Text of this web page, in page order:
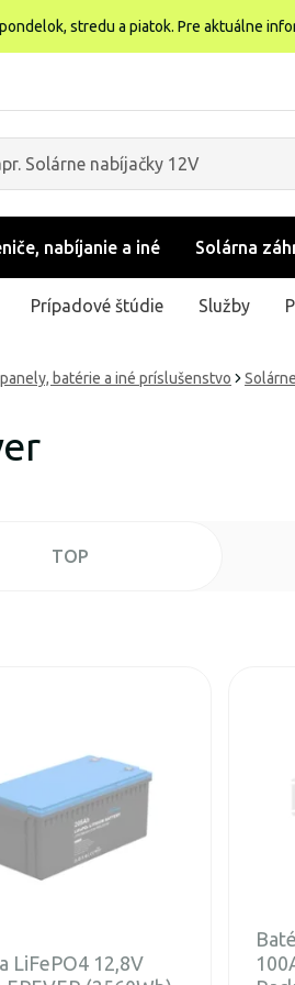
stredu a piatok. Pre aktuálne
nabíjanie a iné Solárna
Prípadové štúdie Služby
batérie a iné príslušenstvo
TOP
LiFePO4 12,8V